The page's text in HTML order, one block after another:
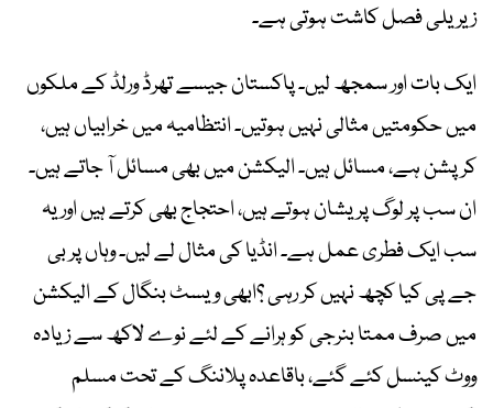
زیریلی فصل کاشت ہوتی ہے۔
ایک بات اور سمجھ لیں۔ پاکستان جیسے تھرڈ ورلڈ کے ملکوں
میں حکومتیں مثالی نہیں ہوتیں۔ انتظامیہ میں خرابیاں ہیں،
کرپشن ہے، مسائل ہیں۔ الیکشن میں بھی مسائل آ جاتے ہیں۔
ان سب پر لوگ پریشان ہوتے ہیں، احتجاج بھی کرتے ہیں اور یہ
سب ایک فطری عمل ہے۔ انڈیا کی مثال لے لیں۔ وہاں پر بی
جے پی کیا کچھ نہیں کر رہی ؟ابھی ویسٹ بنگال کے الیکشن
میں صرف ممتا بنرجی کو ہرانے کے لئے نوے لاکھ سے زیادہ
ووٹ کینسل کئے گئے، باقاعدہ پلاننگ کے تحت مسلم